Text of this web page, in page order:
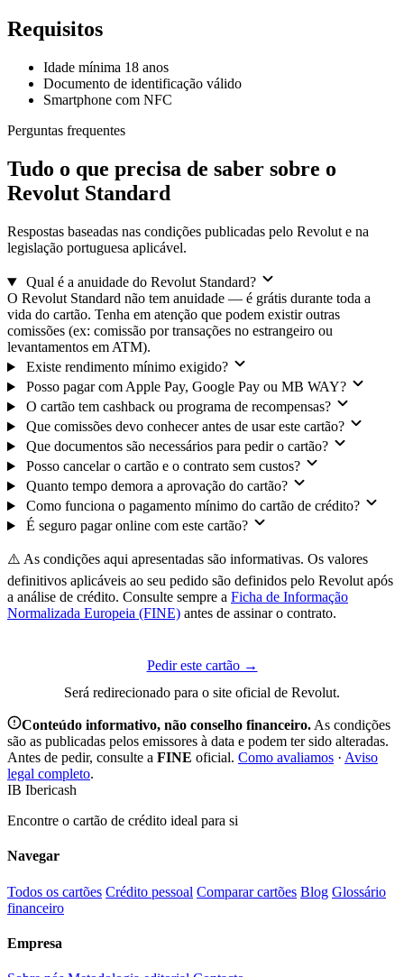
Requisitos
Idade mínima 18 anos
Documento de identificação válido
Smartphone com NFC
Perguntas frequentes
Tudo o que precisa de saber sobre o
Revolut Standard
Respostas baseadas nas condições publicadas pelo Revolut e na
legislação portuguesa aplicável.
Qual é a anuidade do Revolut Standard?
O Revolut Standard não tem anuidade — é grátis durante toda a
vida do cartão. Tenha em atenção que podem existir outras
comissões (ex: comissão por transações no estrangeiro ou
levantamentos em ATM).
Existe rendimento mínimo exigido?
Posso pagar com Apple Pay, Google Pay ou MB WAY?
O cartão tem cashback ou programa de recompensas?
Que comissões devo conhecer antes de usar este cartão?
Que documentos são necessários para pedir o cartão?
Posso cancelar o cartão e o contrato sem custos?
Quanto tempo demora a aprovação do cartão?
Como funciona o pagamento mínimo do cartão de crédito?
É seguro pagar online com este cartão?
⚠️ As condições aqui apresentadas são informativas. Os valores
definitivos aplicáveis ao seu pedido são definidos pelo Revolut após
a análise de crédito. Consulte sempre a Ficha de Informação
Normalizada Europeia (FINE) antes de assinar o contrato.
Pedir este cartão →
Será redirecionado para o site oficial de Revolut.
Conteúdo informativo, não conselho financeiro. As condições
são as publicadas pelos emissores à data e podem ter sido alteradas.
Antes de pedir, consulte a FINE oficial. Como avaliamos · Aviso
legal completo.
IB Ibericash
Encontre o cartão de crédito ideal para si
Navegar
Todos os cartões Crédito pessoal Comparar cartões Blog Glossário
financeiro
Empresa